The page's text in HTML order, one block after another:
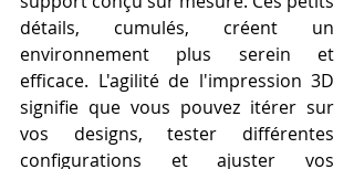
détails, cumulés, créent un
environnement plus serein et
efficace. L'agilité de l'impression 3D
signifie que vous pouvez itérer sur
vos designs, tester différentes
configurations et ajuster vos